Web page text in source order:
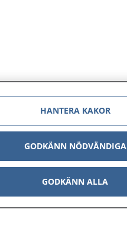
HANTERA KAKOR
GODKÄNN NÖDVÄNDIGA
GODKÄNN ALLA